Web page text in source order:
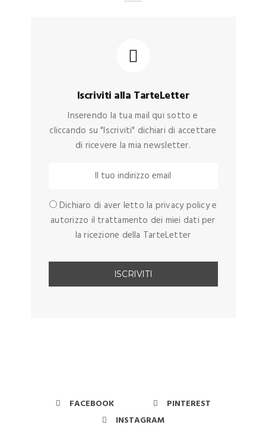
Iscriviti alla TarteLetter
Inserendo la tua mail qui sotto e
cliccando su "Iscriviti" dichiari di accettare
di ricevere la mia newsletter.
Dichiaro di aver letto la privacy policy e
autorizzo il trattamento dei miei dati per
la ricezione della TarteLetter
FACEBOOK
PINTEREST
INSTAGRAM